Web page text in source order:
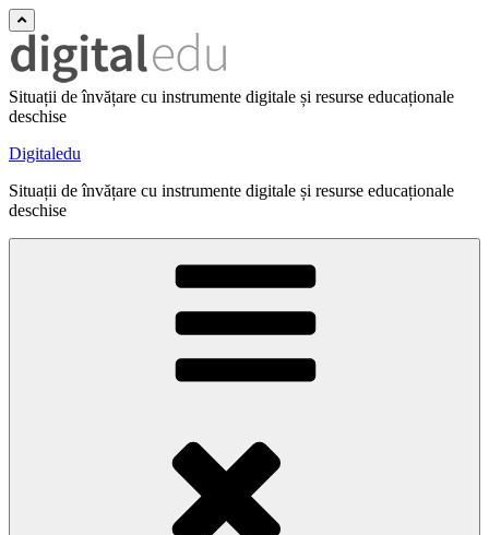
Situații de învățare cu instrumente digitale și resurse educaționale
deschise
Digitaledu
Situații de învățare cu instrumente digitale și resurse educaționale
deschise